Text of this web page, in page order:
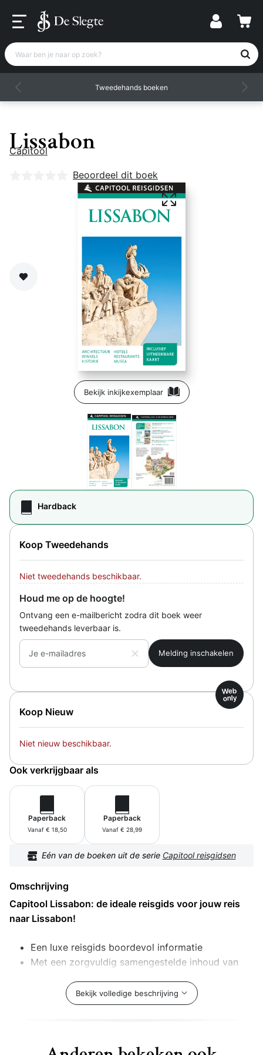
Waar ben je naar op zoek?
Tweedehands boeken
Lissabon
Capitool
Nog geen beoordelingen
Beoordeel dit boek
Zet op verlanglijst
Bekijk inkijkexemplaar
Hardback
Koop Tweedehands
Niet tweedehands beschikbaar.
Houd me op de hoogte!
Ontvang een e-mailbericht zodra dit boek weer
tweedehands leverbaar is.
Je e-mailadres
Koop Nieuw
Web
only
Niet nieuw beschikbaar.
Ook verkrijgbaar als
Paperback
Vanaf € 18,50
Paperback
Vanaf € 28,99
Eén van de boeken uit de serie Capitool reisgidsen
Omschrijving
Capitool Lissabon: de ideale reisgids voor jouw reis
naar Lissabon!
Een luxe reisgids boordevol informatie
Met een zorgvuldig samengestelde inhoud van
Bestand tegen intensief gebruik voor, tijdens én
na je reis
herinnering
Bekijk volledige beschrijving